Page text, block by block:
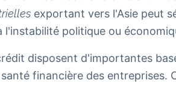
exportant vers l'Asie peut
l'instabilité politique ou
disposent d'importantes
financière des